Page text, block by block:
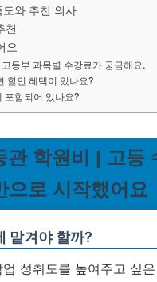
와 추천 의사
천
요
등부 과목별 수강료가 궁금해요.
할인 혜택이 있나요?
포함되어 있나요?
관 학원비 | 고등
으로 시작했어요
맡겨야 할까?
성취도를 높여주고 싶